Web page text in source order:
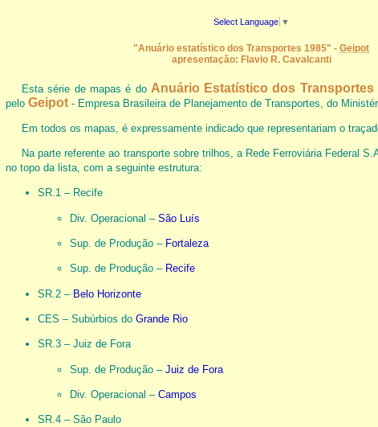
Select Language ▼
"Anuário estatístico dos Transportes 1985" - Geipot
apresentação: Flavio R. Cavalcanti
Esta série de mapas é do Anuário Estatístico dos Transportes
pelo Geipot - Empresa Brasileira de Planejamento de Transportes, do
Em todos os mapas, é expressamente indicado que representariam o
Na parte referente ao transporte sobre trilhos, a Rede Ferroviária Federal
no topo da lista, com a seguinte estrutura:
SR.1 – Recife
Div. Operacional – São Luís
Sup. de Produção – Fortaleza
Sup. de Produção – Recife
SR.2 – Belo Horizonte
CES – Subúrbios do Grande Rio
SR.3 – Juiz de Fora
Sup. de Produção – Juiz de Fora
Div. Operacional – Campos
SR.4 – São Paulo